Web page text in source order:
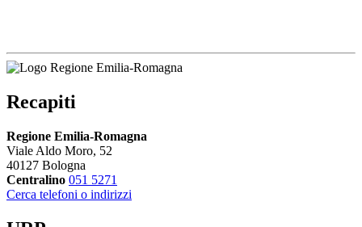
Recapiti
Regione Emilia-Romagna
Viale Aldo Moro, 52
40127 Bologna
Centralino 051 5271
Cerca telefoni o indirizzi